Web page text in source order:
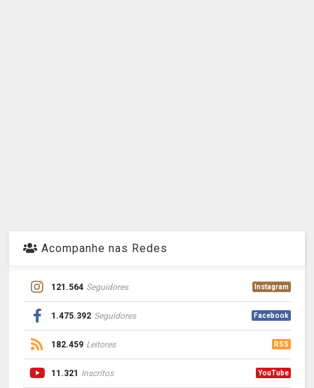
Acompanhe nas Redes
121.564 Seguidores Instagram
1.475.392 Seguidores Facebook
182.459 Leitores RSS
11.321 Inscritos YouTube